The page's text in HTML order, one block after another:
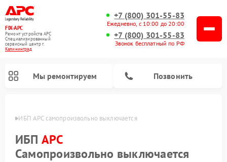
FIX-APC
Ремонт устройств APC
Специализированный
cервисный центр г.
Калининград
+7 (800) 301-55-83
Ежедневно, с 10:00 до 20:00
+7 (800) 301-55-83
Звонок бесплатный по РФ
Мы ремонтируем Позвонить
ИБП APC самопроизвольно выключается
ИБП APC
Самопроизвольно выключается